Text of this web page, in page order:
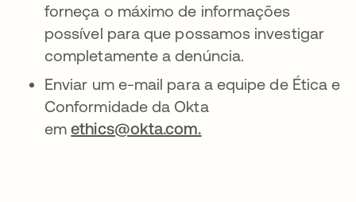
forneça o máximo de informações
possível para que possamos investigar
completamente a denúncia.
Enviar um e-mail para a equipe de Ética e
Conformidade da Okta
emethics@okta.com.